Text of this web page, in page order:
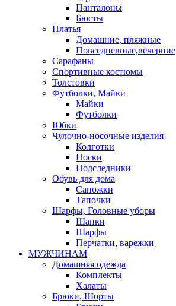
Панталоны
Бюсты
Платья
Домашние, пляжные
Повседневные,вечерние
Сарафаны
Спортивные костюмы
Толстовки
Футболки, Майки
Майки
Футболки
Юбки
Чулочно-носочные изделия
Колготки
Носки
Подследники
Обувь для дома
Сапожки
Тапочки
Шарфы, Головные уборы
Шапки
Шарфы
Перчатки, варежки
МУЖЧИНАМ
Домашняя одежда
Комплекты
Халаты
Брюки, Шорты